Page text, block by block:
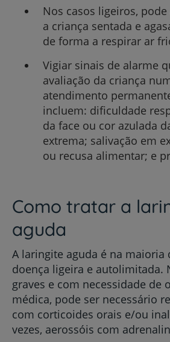
Nos casos ligeiros,
a criança sentada e
de forma a respirar ar
Vigiar sinais de alarme
avaliação da criança
atendimento
incluem: dificuldade
da face ou cor azulada
extrema; salivação em
ou recusa alimentar; e
Como tratar a
aguda
A laringite aguda é na maioria
doença ligeira e autolimitada.
graves e com necessidade de
médica, pode ser necessário
com corticoides orais e/ou
vezes, aerossóis com